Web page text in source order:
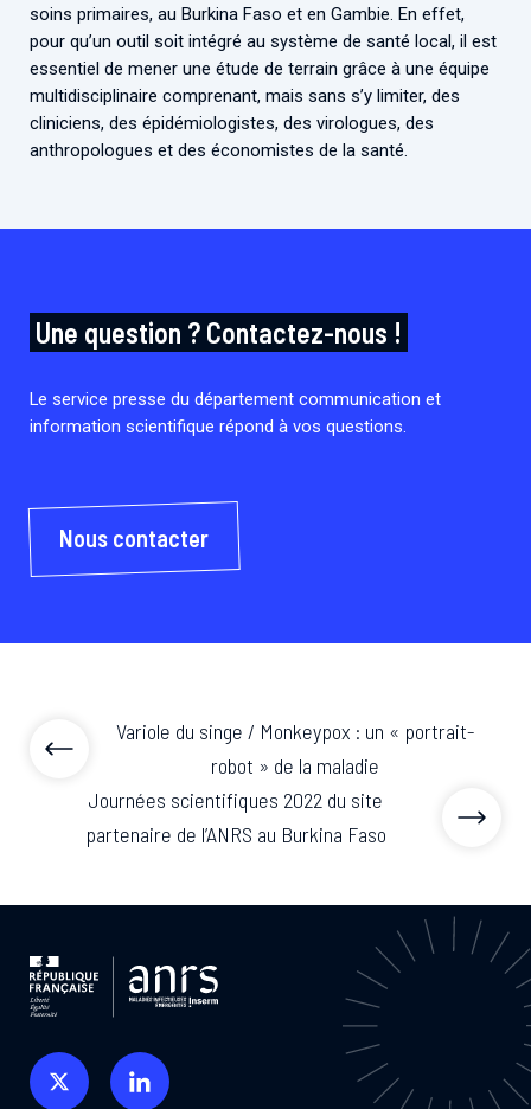
soins primaires, au Burkina Faso et en Gambie. En effet,
pour qu’un outil soit intégré au système de santé local, il est
essentiel de mener une étude de terrain grâce à une équipe
multidisciplinaire comprenant, mais sans s’y limiter, des
cliniciens, des épidémiologistes, des virologues, des
anthropologues et des économistes de la santé.
Une question ? Contactez-nous !
Le service presse du département communication et
information scientifique répond à vos questions.
Nous contacter
Variole du singe / Monkeypox : un « portrait-
robot » de la maladie
Journées scientifiques 2022 du site
partenaire de l’ANRS au Burkina Faso